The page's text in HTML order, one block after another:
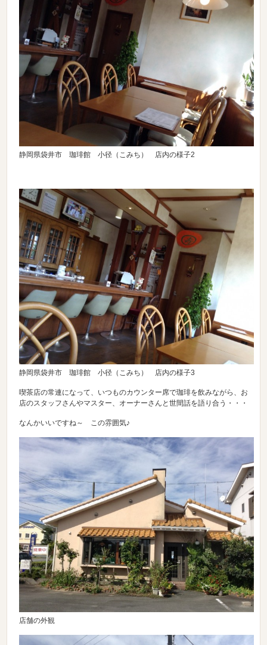
静岡県袋井市 珈琲館 小径（こみち） 店内の様子2
静岡県袋井市 珈琲館 小径（こみち） 店内の様子3
喫茶店の常連になって、いつものカウンター席で珈琲を飲みながら、お
店のスタッフさんやマスター、オーナーさんと世間話を語り合う・・・
なんかいいですね～ この雰囲気♪
店舗の外観